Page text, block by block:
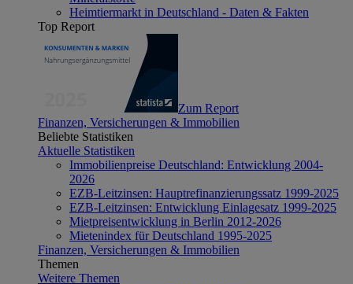
Heimtiermarkt in Deutschland - Daten & Fakten
Top Report
Zum Report
Finanzen, Versicherungen & Immobilien
Beliebte Statistiken
Aktuelle Statistiken
Immobilienpreise Deutschland: Entwicklung 2004-
2026
EZB-Leitzinsen: Hauptrefinanzierungssatz 1999-2025
EZB-Leitzinsen: Entwicklung Einlagesatz 1999-2025
Mietpreisentwicklung in Berlin 2012-2026
Mietenindex für Deutschland 1995-2025
Finanzen, Versicherungen & Immobilien
Themen
Weitere Themen